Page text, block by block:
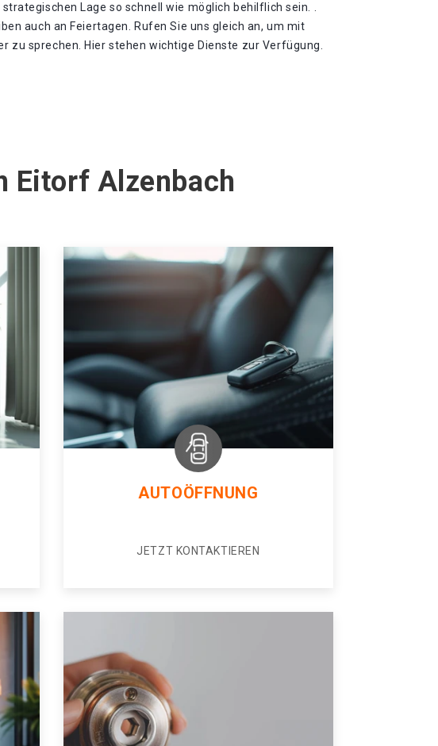
Lage so schnell wie möglich behilflich sein. .
auch an Feiertagen. Rufen Sie uns gleich an, um mit
zu sprechen. Hier stehen wichtige Dienste zur Verfügung.
Eitorf Alzenbach
AUTOÖFFNUNG
JETZT KONTAKTIEREN